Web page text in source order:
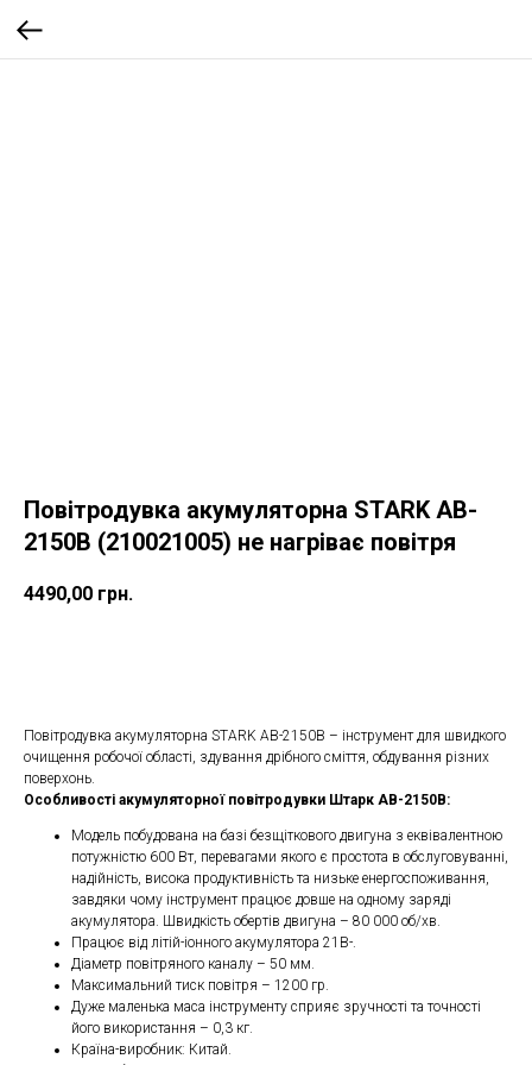
Повітродувка акумуляторна STARK AB-
2150B (210021005) не нагріває повітря
4490,00 грн.
Повітродувка акумуляторна STARK AB-2150B – інструмент для швидкого
очищення робочої області, здування дрібного сміття, обдування різних
поверхонь.
Особливості акумуляторної повітродувки Штарк AB-2150B:
Модель побудована на базі безщіткового двигуна з еквівалентною
потужністю 600 Вт, перевагами якого є простота в обслуговуванні,
надійність, висока продуктивність та низьке енергоспоживання,
завдяки чому інструмент працює довше на одному заряді
акумулятора. Швидкість обертів двигуна – 80 000 об/хв.
Працює від літій-іонного акумулятора 21В-.
Діаметр повітряного каналу – 50 мм.
Максимальний тиск повітря – 1200 гр.
Дуже маленька маса інструменту сприяє зручності та точності
його використання – 0,3 кг.
Країна-виробник: Китай.